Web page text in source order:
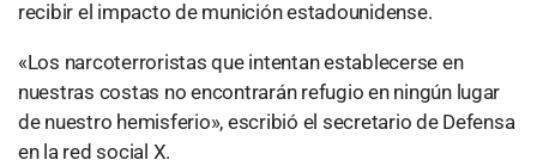
recibir el impacto de munición estadounidense.
«Los narcoterroristas que intentan establecerse en
nuestras costas no encontrarán refugio en ningún lugar
de nuestro hemisferio», escribió el secretario de Defensa
en la red social X.